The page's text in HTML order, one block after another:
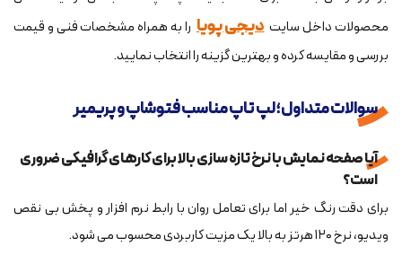
محصولات داخل سایت دیجی پویا را به همراه مشخصات فنی و قیمت
بررسی و مقایسه کرده و بهترین گزینه را انتخاب نمایید.
سوالات متداول؛ لپ تاپ مناسب فتوشاپ و پریمیر
آیا صفحه نمایش با نرخ تازه سازی بالا برای کارهای گرافیکی ضروری
است؟
برای دقت رنگ خیر اما برای تعامل روان با رابط نرم افزار و پخش بی نقص
ویدیو، نرخ ۱۲۰ هرتز به بالا یک مزیت کاربردی محسوب می شود.